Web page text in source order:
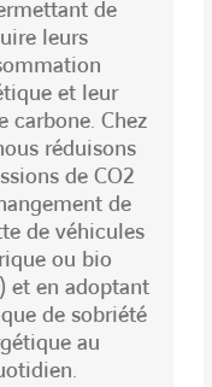
de
leurs
et leur
carbone. Chez
réduisons
de CO2
de
de véhicules
ou bio
et en adoptant
de sobriété
au